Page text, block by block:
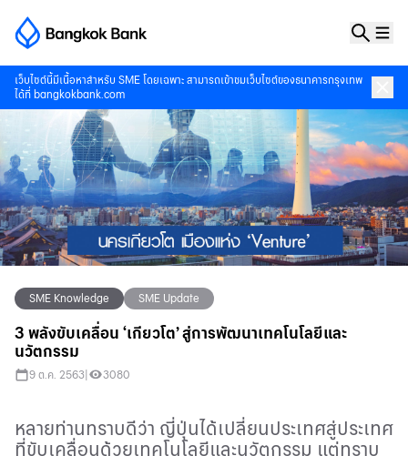
เว็บไซต์นี้มีเนื้อหาสำหรับ SME โดยเฉพาะ สามารถเข้าชมเว็บไซต์ของธนาคารกรุงเทพ
ได้ที่ bangkokbank.com
SME Knowledge SME Update
3 พลังขับเคลื่อน ‘เกียวโต’ สู่การพัฒนาเทคโนโลยีและ
นวัตกรรม
9 ต.ค. 2563 3080
หลายท่านทราบดีว่า ญี่ปุ่นได้เปลี่ยนประเทศสู่ประเทศ
ที่ขับเคลื่อนด้วยเทคโนโลยีและนวัตกรรม แต่ทราบ